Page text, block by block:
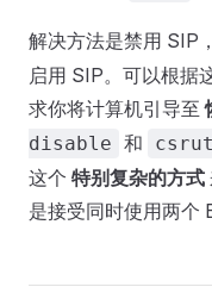
解决方法是禁用 SIP
启用 SIP。可以根据
求你将计算机引导至
disable 和
这个 特别复杂的方式
是接受同时使用两个